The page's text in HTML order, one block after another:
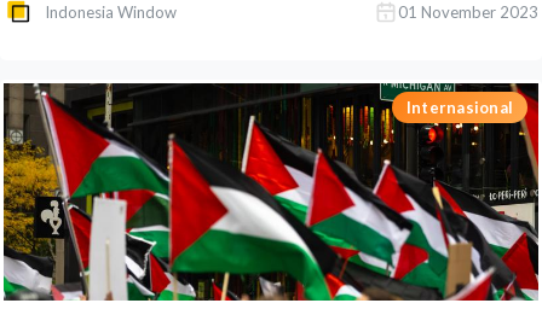
Indonesia Window 01 November 2023
Internasional